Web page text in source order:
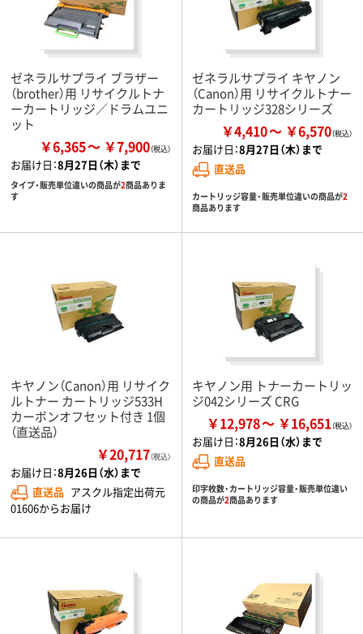
ゼネラルサプライ ブラザー
（brother）用 リサイクルトナ
ーカートリッジ／ドラムユニ
ット
￥6,365 ￥7,900
お届け日：8月27日（木）まで
タイプ・販売単位違いの商品が2商品ありま
す
ゼネラルサプライ キヤノン
（Canon）用 リサイクルトナー
カートリッジ328シリーズ
￥4,410 ￥6,570
お届け日：8月27日（木）まで
直送品
カートリッジ容量・販売単位違いの商品が2
商品あります
キヤノン（Canon）用 リサイク
ルトナー カートリッジ533H
カーボンオフセット付き 1個
（直送品）
￥20,717（税込）
お届け日：8月26日（水）まで
直送品 アスクル指定出荷元
01606からお届け
キヤノン用 トナーカートリッ
ジ042シリーズ CRG
￥12,978 ￥16,651
お届け日：8月26日（水）まで
直送品
印字枚数・カートリッジ容量・販売単位違い
の商品が2商品あります